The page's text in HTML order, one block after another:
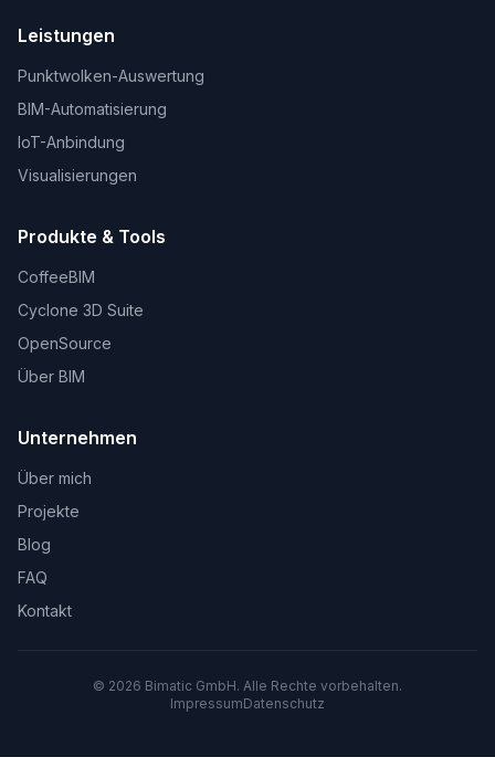
Leistungen
Punktwolken-Auswertung
BIM-Automatisierung
IoT-Anbindung
Visualisierungen
Produkte & Tools
CoffeeBIM
Cyclone 3D Suite
OpenSource
Über BIM
Unternehmen
Über mich
Projekte
Blog
FAQ
Kontakt
© 2026 Bimatic GmbH. Alle Rechte vorbehalten.
ImpressumDatenschutz